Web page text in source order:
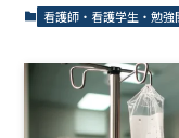
看護師・看護学生・勉強